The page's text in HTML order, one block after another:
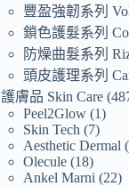
豐盈強韌系列
鎖色護髮系列
防燥曲髮系列
頭皮護理系列
護膚品 Skin Care
Peel2Glow 1
Skin Tech
7
Aesthetic Dermal
Olecule 18
Ankel Marni
22